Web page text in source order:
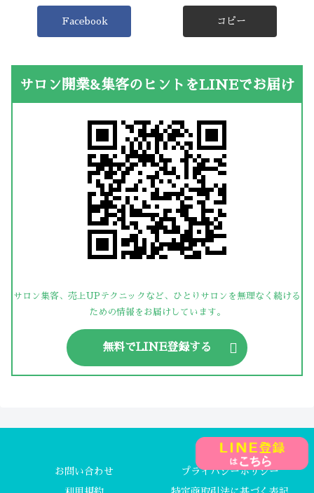
Facebook コピー
サロン開業&集客のヒントをLINEでお届け
サロン集客、売上UPテクニックなど、ひとりサロンを無理なく続ける
ための情報をお届けしています。
無料でLINE登録する
お問い合わせ プライバシーポリシー